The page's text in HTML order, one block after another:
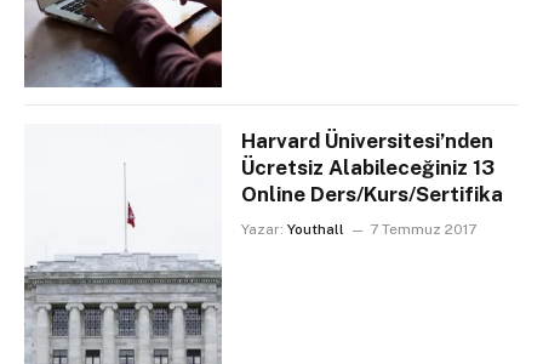
Harvard Üniversitesi’nden
Ücretsiz Alabileceğiniz 13
Online Ders/Kurs/Sertifika
Yazar: Youthall 7 Temmuz 2017